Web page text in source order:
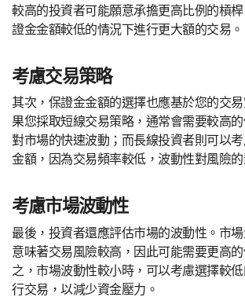
較高的投資者可能願意承擔更高比例的槓
證金金額較低的情況下進行更大額的交易。
考慮交易策略
其次，保證金金額的選擇也應基於您的交
果您採取短線交易策略，通常會需要較高
對市場的快速波動；而長線投資者則可以
金額，因為交易頻率較低，波動性對風險的
考慮市場波動性
最後，投資者還應評估市場的波動性。市場
意味著交易風險較高，因此可能需要更高
之，市場波動性較小時，可以考慮選擇較
行交易，以減少資金壓力。